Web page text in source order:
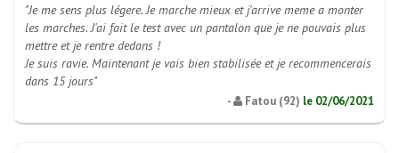
"Je me sens plus légere. Je marche mieux et j'arrive meme a monter
les marches. J'ai fait le test avec un pantalon que je ne pouvais plus
mettre et je rentre dedans !
Je suis ravie. Maintenant je vais bien stabilisée et je recommencerais
dans 15 jours"
- Fatou (92) le 02/06/2021